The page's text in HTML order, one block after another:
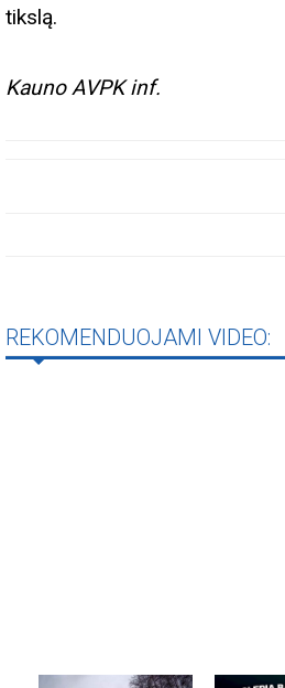
tikslą.
Kauno AVPK inf.
REKOMENDUOJAMI VIDEO: